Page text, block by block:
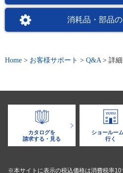
消耗品・部品
Home > お客様サポート > Q&A > 詳細
カタログを
請求する・見る
ショールー
行く
※本サイトに表示の税込価格は消費税率